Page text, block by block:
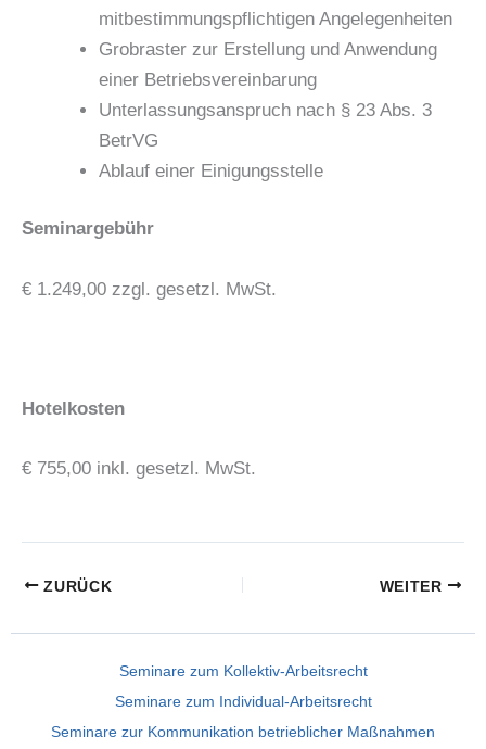
mitbestimmungspflichtigen Angelegenheiten
Grobraster zur Erstellung und Anwendung
einer Betriebsvereinbarung
Unterlassungsanspruch nach § 23 Abs. 3
BetrVG
Ablauf einer Einigungsstelle
Seminargebühr
€ 1.249,00 zzgl. gesetzl. MwSt.
Hotelkosten
€ 755,00 inkl. gesetzl. MwSt.
ZURÜCK WEITER
Seminare zum Kollektiv-Arbeitsrecht
Seminare zum Individual-Arbeitsrecht
Seminare zur Kommunikation betrieblicher Maßnahmen